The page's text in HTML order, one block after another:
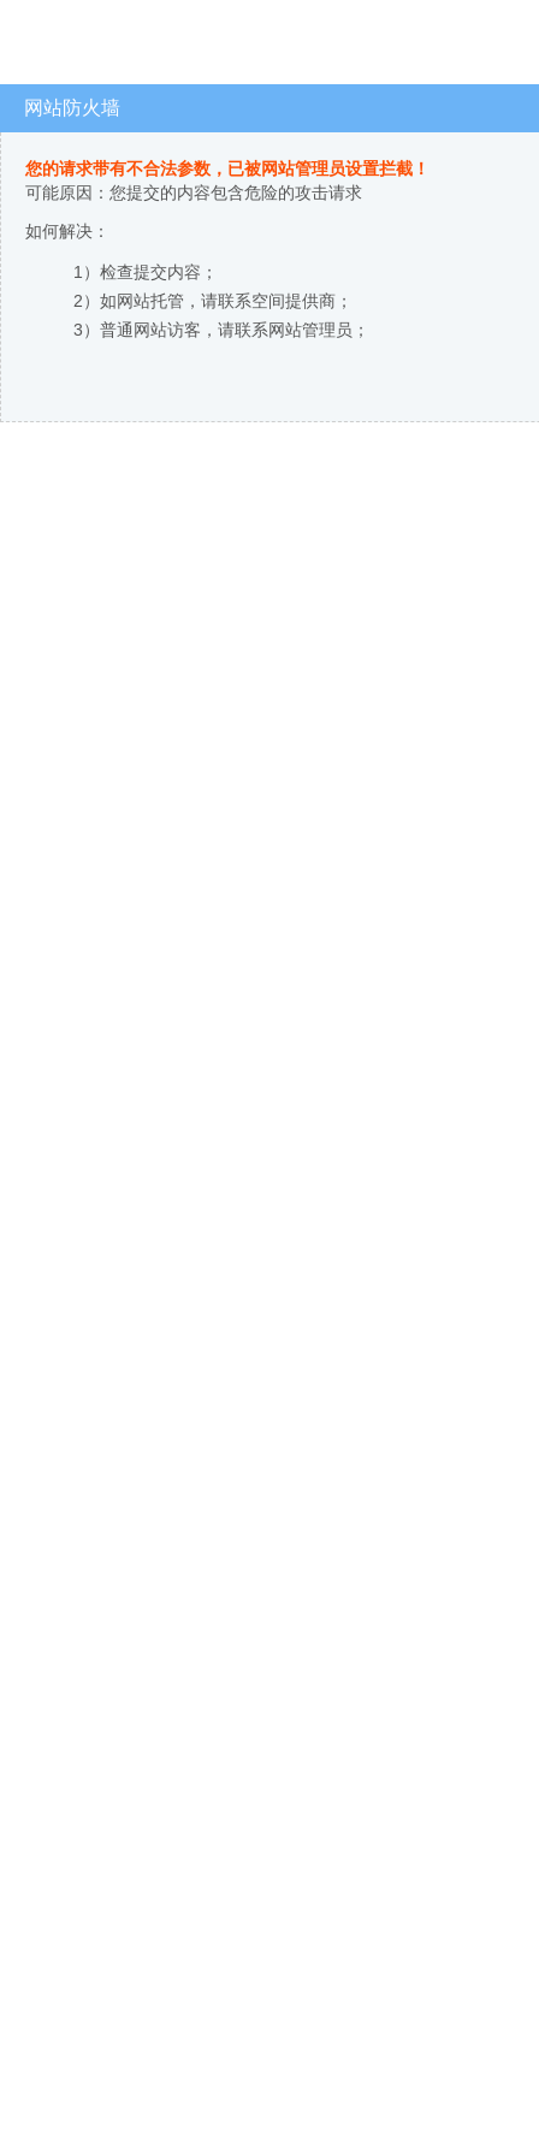
网站防火墙
您的请求带有不合法参数，已被网站管理员设置拦截！
可能原因：您提交的内容包含危险的攻击请求
如何解决：
1）检查提交内容；
2）如网站托管，请联系空间提供商；
3）普通网站访客，请联系网站管理员；